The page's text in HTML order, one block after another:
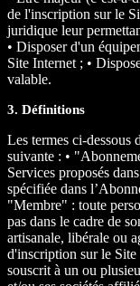
de l'inscription sur le
juridique leur
• Disposer d'un
Site Internet ; •
valable.
3. Définitions
Les termes ci-dessous
suivante : •
Services proposés
spécifiée dans
"Membre" : toute
pas dans le cadre de
artisanale, libérale ou
d'inscription sur le
souscrit à un ou